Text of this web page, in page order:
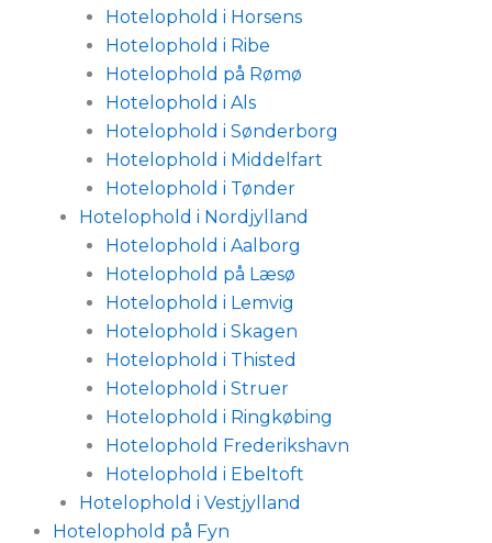
Hotelophold i Horsens
Hotelophold i Ribe
Hotelophold på Rømø
Hotelophold i Als
Hotelophold i Sønderborg
Hotelophold i Middelfart
Hotelophold i Tønder
Hotelophold i Nordjylland
Hotelophold i Aalborg
Hotelophold på Læsø
Hotelophold i Lemvig
Hotelophold i Skagen
Hotelophold i Thisted
Hotelophold i Struer
Hotelophold i Ringkøbing
Hotelophold Frederikshavn
Hotelophold i Ebeltoft
Hotelophold i Vestjylland
Hotelophold på Fyn